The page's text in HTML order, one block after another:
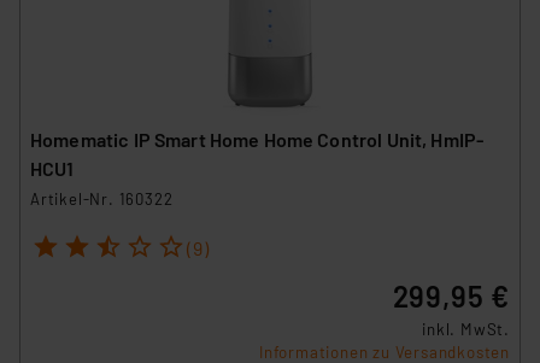
Homematic IP Smart Home Home Control Unit, HmIP-
HCU1
Artikel-Nr. 160322
1 2 3 4 5 (9)
299,95 €
inkl. MwSt.
Informationen zu Versandkosten